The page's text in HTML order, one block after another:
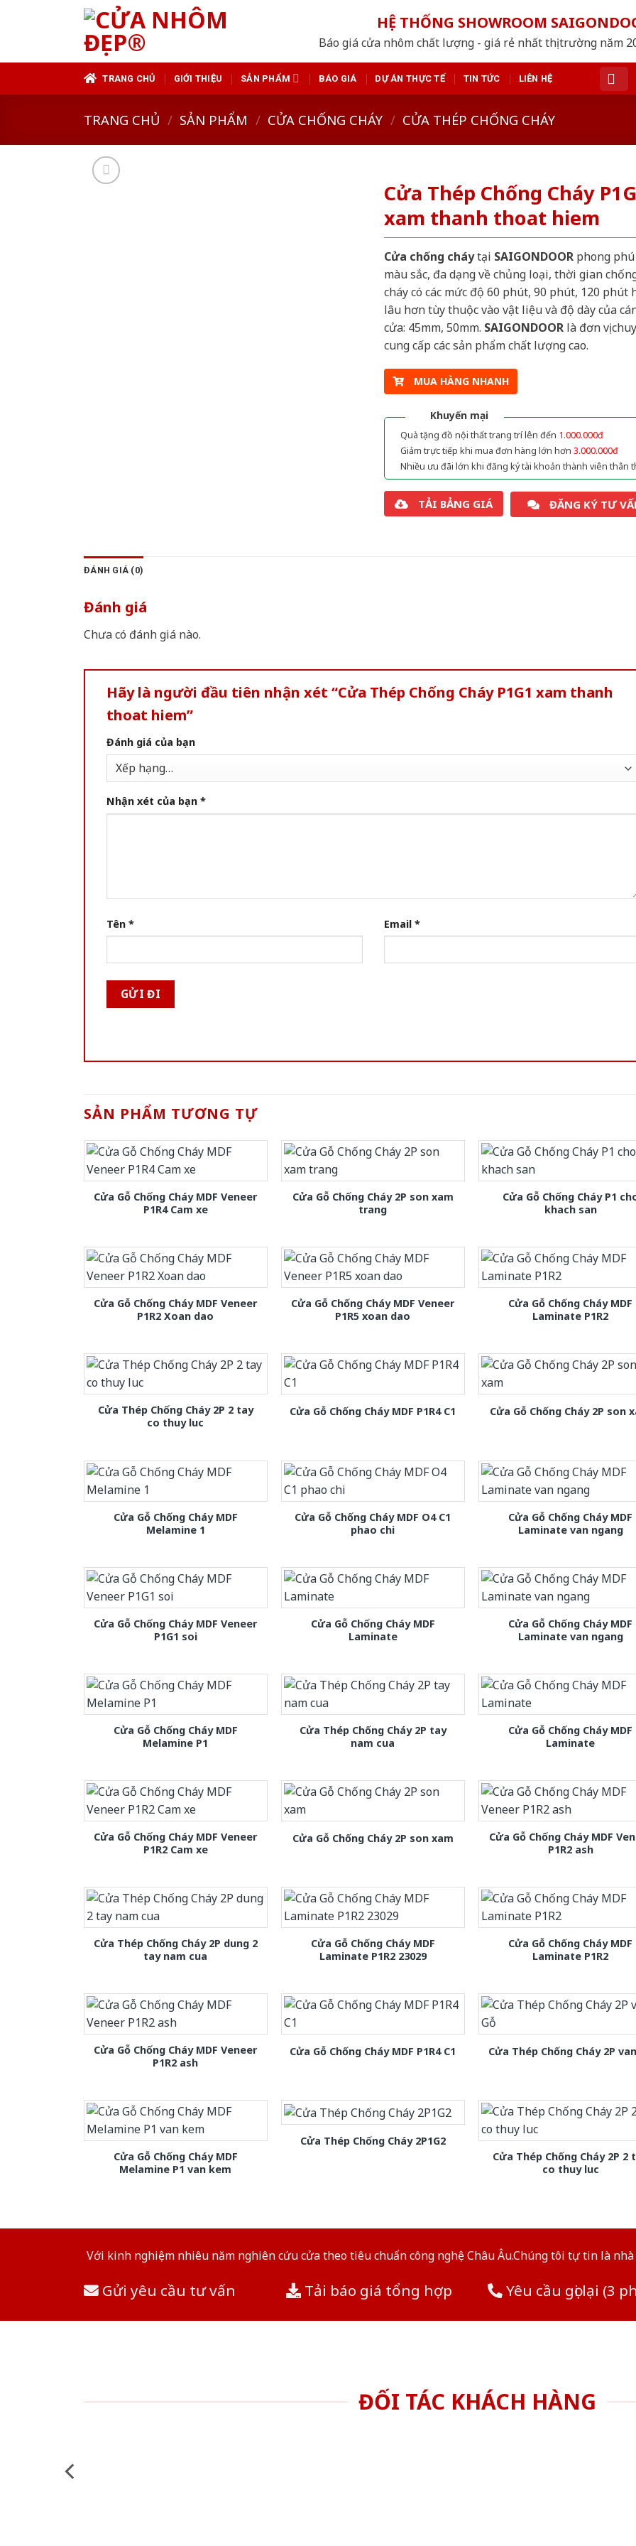
HỆ THỐNG SHOWROOM
Báo giá cửa nhôm chất lượng - giá rẻ nhất thị trường năm
TRANG CHỦ GIỚI THIỆU SẢN PHẨM BÁO GIÁ DỰ ÁN THỰC TẾ TIN TỨC LIÊN HỆ
TRANG CHỦ / SẢN PHẨM / CỬA CHỐNG CHÁY / CỬA THÉP CHỐNG CHÁY
Cửa Thép Chống Cháy
xam thanh thoat hiem
Cửa chống cháytại SAIGONDOORphong phú
màu sắc, đa dạng về chủng loại, thời gian
cháy có các mức độ 60 phút, 90 phút, 120 phút
lâu hơn tùy thuộc vào vật liệu và độ dày của
cửa: 45mm, 50mm. SAIGONDOORlà đơn vị
cung cấp các sản phẩm chất lượng cao.
MUA HÀNG NHANH
Khuyến mại
Quà tặng đồ nội thất trang trí lên đến 1.000.000đ
Giảm trực tiếp khi mua đơn hàng lớn hơn 3.000.000đ
Nhiều ưu đãi lớn khi đăng ký tài khoản thành viên thân
TẢI BẢNG GIÁ ĐĂNG KÝ TƯ
ĐÁNH GIÁ (0)
Đánh giá
Chưa có đánh giá nào.
Hãy là người đầu tiên nhận xét “Cửa Thép Chống Cháy P1G1 xam thanh
thoat hiem”
Đánh giá của bạn
Nhận xét của bạn *
Tên * Email *
SẢN PHẨM TƯƠNG TỰ
Cửa Gỗ Chống Cháy MDF Veneer
P1R4 Cam xe
Cửa Gỗ Chống Cháy 2P son xam
trang
Cửa Gỗ Chống Cháy P1
khach san
Cửa Gỗ Chống Cháy MDF Veneer
P1R2 Xoan dao
Cửa Gỗ Chống Cháy MDF Veneer
P1R5 xoan dao
Cửa Gỗ Chống Cháy MDF
Laminate P1R2
Cửa Thép Chống Cháy 2P 2 tay
co thuy luc
Cửa Gỗ Chống Cháy MDF P1R4 C1 Cửa Gỗ Chống Cháy 2P son
Cửa Gỗ Chống Cháy MDF
Melamine 1
Cửa Gỗ Chống Cháy MDF O4 C1
phao chi
Cửa Gỗ Chống Cháy MDF
Laminate van ngang
Cửa Gỗ Chống Cháy MDF Veneer
P1G1 soi
Cửa Gỗ Chống Cháy MDF
Laminate
Cửa Gỗ Chống Cháy MDF
Laminate van ngang
Cửa Gỗ Chống Cháy MDF
Melamine P1
Cửa Thép Chống Cháy 2P tay
nam cua
Cửa Gỗ Chống Cháy MDF
Laminate
Cửa Gỗ Chống Cháy MDF Veneer
P1R2 Cam xe
Cửa Gỗ Chống Cháy 2P son xam
Cửa Gỗ Chống Cháy MDF
P1R2 ash
Cửa Thép Chống Cháy 2P dung 2
tay nam cua
Cửa Gỗ Chống Cháy MDF
Laminate P1R2 23029
Cửa Gỗ Chống Cháy MDF
Laminate P1R2
Cửa Gỗ Chống Cháy MDF Veneer
P1R2 ash
Cửa Gỗ Chống Cháy MDF P1R4 C1 Cửa Thép Chống Cháy 2P
Cửa Gỗ Chống Cháy MDF
Melamine P1 van kem
Cửa Thép Chống Cháy 2P1G2
Cửa Thép Chống Cháy 2P 2
co thuy luc
Với kinh nghiệm nhiêu năm nghiên cứu cửa theo tiêu chuẩn công nghệ Châu Âu.Chúng tôi tự tin là
Gửi yêu cầu tư vấn Tải báo giá tổng hợp Yêu cầu gọi lại (3
ĐỐI TÁC KHÁCH HÀNG